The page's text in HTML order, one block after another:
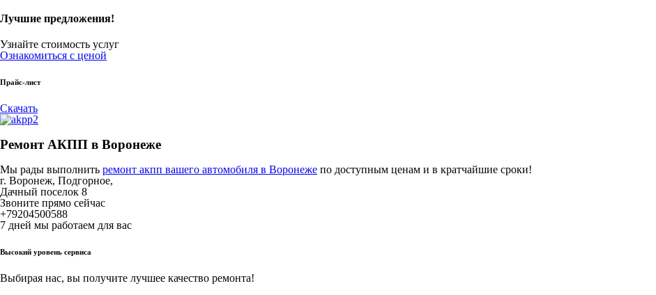
Лучшие предложения!
Узнайте стоимость услуг
Ознакомиться с ценой
Прайс-лист
Скачать
Ремонт АКПП в Воронеже
Мы рады выполнить ремонт акпп вашего автомобиля в Воронеже по доступным ценам и в кратчайшие сроки!
г. Воронеж, Подгорное,
Дачный поселок 8
Звоните прямо сейчас
+79204500588
7 дней мы работаем для вас
Высокий уровень сервиса
Выбирая нас, вы получите лучшее качество ремонта!